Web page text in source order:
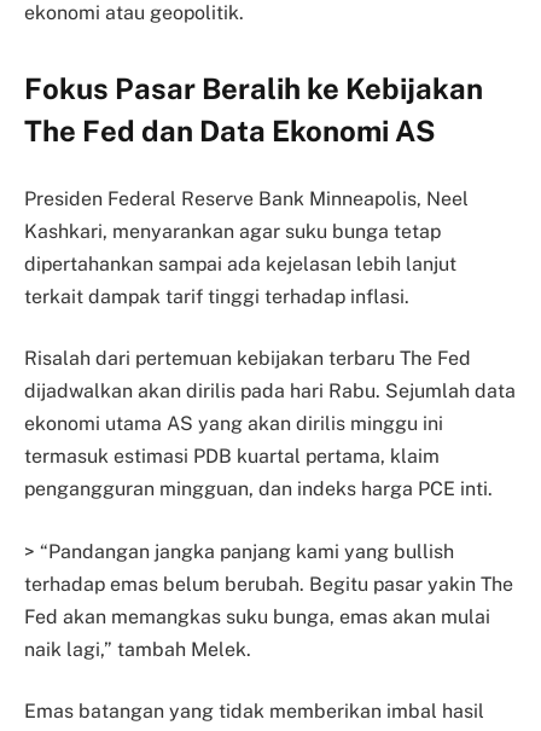
ekonomi atau geopolitik.
Fokus Pasar Beralih ke Kebijakan
The Fed dan Data Ekonomi AS
Presiden Federal Reserve Bank Minneapolis, Neel
Kashkari, menyarankan agar suku bunga tetap
dipertahankan sampai ada kejelasan lebih lanjut
terkait dampak tarif tinggi terhadap inflasi.
Risalah dari pertemuan kebijakan terbaru The Fed
dijadwalkan akan dirilis pada hari Rabu. Sejumlah data
ekonomi utama AS yang akan dirilis minggu ini
termasuk estimasi PDB kuartal pertama, klaim
pengangguran mingguan, dan indeks harga PCE inti.
> “Pandangan jangka panjang kami yang bullish
terhadap emas belum berubah. Begitu pasar yakin The
Fed akan memangkas suku bunga, emas akan mulai
naik lagi,” tambah Melek.
Emas batangan yang tidak memberikan imbal hasil